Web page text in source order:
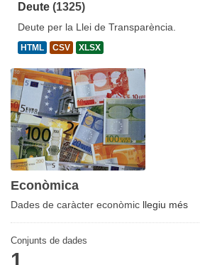
Deute (1325)
Deute per la Llei de Transparència.
HTML CSV XLSX
Econòmica
Dades de caràcter econòmic llegiu més
Conjunts de dades
1